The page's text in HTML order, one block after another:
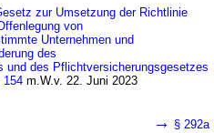
zur Umsetzung der Richtlinie
von
Unternehmen und
des
und des Pflichtversicherungsgesetzes
154 m.W.v. 22. Juni 2023
→ § 292a